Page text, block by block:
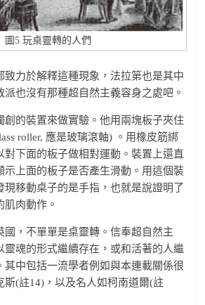
圖5 玩桌靈轉的人們
致力於解釋這種現象，法拉第也是其中
派也沒有那種超自然主義容身之處吧。
創的裝置來做實驗。他用兩塊板子夾住
roller, 應是玻璃滾軸) 。用橡皮筋綁
對下面的板子做相對運動。裝置上還直
示上面的板子是否產生滑動。用這個裝
現移動桌子的是手指，也就是說證明了
肉動作。
國，不單單是桌靈轉。信奉超自然主
靈魂的形式繼續存在，或和活著的人繼
其中包括一流學者例如與本連載關係很
斯(註14)，以及名人如柯南道爾(註